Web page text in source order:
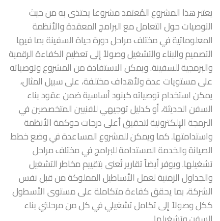
يعتبر هذا المشروع المُعتمد مشروعا يحتذى به من حيث
التوصيات حول التعامل مع البرامج المعقدة والأنظمة
المعلوماتية في مختلف مراحل دورة حياة السفينة بما فيها
التصميم والبناء والتشغيل وصولاً إلى تعظيم الكفاءة الرقمية
والبرمجية للسفينة. ويمكن الاستفادة من المشروع وتوصياته
على مستويات عدة ولأهداف مختلفة، على سبيل المثال،
يمكن استخدام توصياته كبنود أساسية ضمن عقود بناء
السفن الحديثة، أو كدليل توجيهي للفنيين المتخصصين في
البرمجة الإلكترونية لتحقيق أعلى درجات حوكمة الأنظمة
واستدامتها. كما ويمكن للمشروع المساعدة في وضع خطط
الصيانة والخدمة المستدامة للبرامج في مختلف مراحل
تشغيلها. ويوفر أيضاً تقارير تُعنى بتقييم مخاطر التشغيل
والجداول الزمنية لعمل الأساطيل المملوكة من قبل نفس
الشركة، بما يحقق كفاءة متكاملة على مستوى الأسطول
ككل وصولاً إلى تكامل تشغيلي في كل من مرحلتي بناء